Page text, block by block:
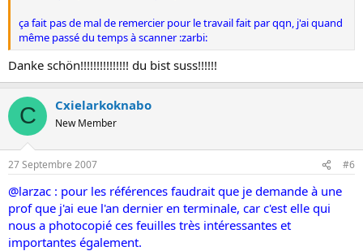
ça fait pas de mal de remercier pour le travail fait par qqn, j'ai quand
même passé du temps à scanner :zarbi:
Danke schön!!!!!!!!!!!!!!! du bist suss!!!!!!
C Cxielarkoknabo
New Member
27 Septembre 2007 #6
@larzac : pour les références faudrait que je demande à une
prof que j'ai eue l'an dernier en terminale, car c'est elle qui
nous a photocopié ces feuilles très intéressantes et
importantes également.